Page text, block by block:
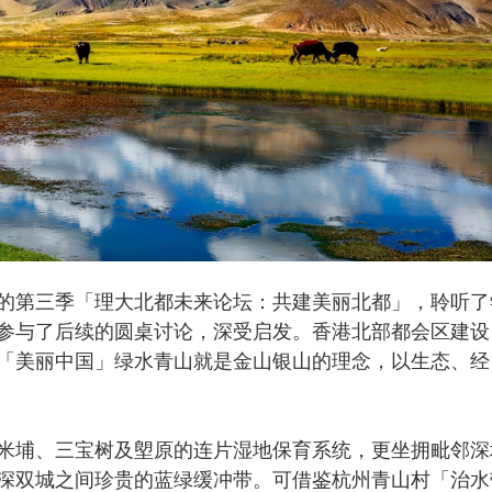
季「理大北都未来论坛：共建美丽北都」，聆听
与了后续的圆桌讨论，深受启发。香港北部都会区建
美丽中国」绿水青山就是金山银山的理念，以生态、经
三宝树及塱原的连片湿地保育系统，更坐拥毗邻
双城之间珍贵的蓝绿缓冲带。可借鉴杭州青山村「治